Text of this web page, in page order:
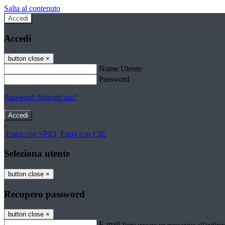
Salta al contenuto
Accedi
Accedi
button close ×
Nome Utente
Password
Password dimenticata?
-
Entra con SPID Entra con CIE
Seleziona utente
button close ×
Recupero password
button close ×